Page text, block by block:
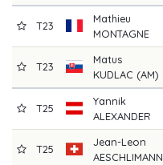
T23
Mathieu
MONTAGNE
T23
Matus
KUDLAC (AM)
T25
Yannik
ALEXANDER
T25
Jean-Leon
AESCHLIMANN